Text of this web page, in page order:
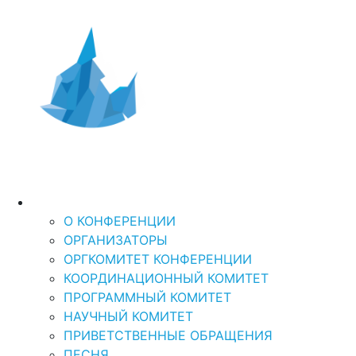
О КОНФЕРЕНЦИИ
ОРГАНИЗАТОРЫ
ОРГКОМИТЕТ КОНФЕРЕНЦИИ
КООРДИНАЦИОННЫЙ КОМИТЕТ
ПРОГРАММНЫЙ КОМИТЕТ
НАУЧНЫЙ КОМИТЕТ
ПРИВЕТСТВЕННЫЕ ОБРАЩЕНИЯ